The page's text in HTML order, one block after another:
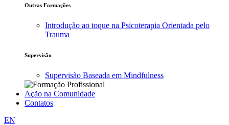
Outras Formações
Introdução ao toque na Psicoterapia Orientada pelo
Trauma
Supervisão
Supervisão Baseada em Mindfulness
Ação na Comunidade
Contatos
EN